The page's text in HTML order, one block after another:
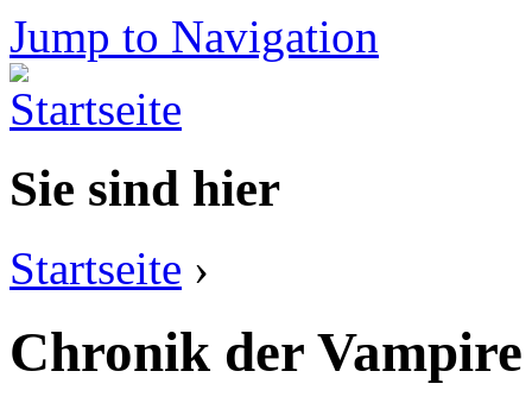
Jump to Navigation
Sie sind hier
Startseite ›
Chronik der Vampire